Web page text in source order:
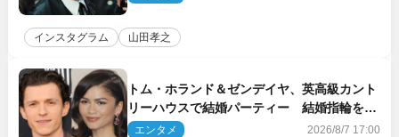
インスタグラム 山田孝之
トム・ホランド＆ゼンデイヤ、英高級カント
リーハウスで結婚パーティー 結婚指輪を身
に着けたトムも初キャッチ
エンタメ 2026/8/7 17:00